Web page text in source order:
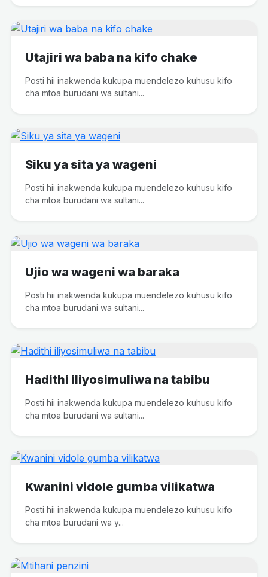
Utajiri wa baba na kifo chake
Posti hii inakwenda kukupa muendelezo kuhusu kifo
cha mtoa burudani wa sultani...
Siku ya sita ya wageni
Posti hii inakwenda kukupa muendelezo kuhusu kifo
cha mtoa burudani wa sultani...
Ujio wa wageni wa baraka
Posti hii inakwenda kukupa muendelezo kuhusu kifo
cha mtoa burudani wa sultani...
Hadithi iliyosimuliwa na tabibu
Posti hii inakwenda kukupa muendelezo kuhusu kifo
cha mtoa burudani wa sultani...
Kwanini vidole gumba vilikatwa
Posti hii inakwenda kukupa muendelezo kuhusu kifo
cha mtoa burudani wa y...